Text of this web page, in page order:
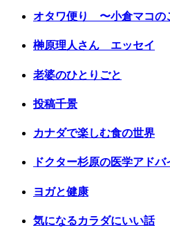
オタワ便り 〜小倉マコの
榊原理人さん エッセイ
老婆のひとりごと
投稿千景
カナダで楽しむ食の世界
ドクター杉原の医学アドバ
ヨガと健康
気になるカラダにいい話